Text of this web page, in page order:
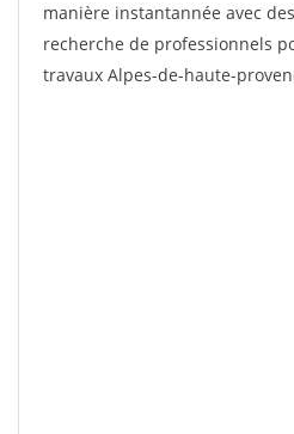
manière instantannée avec
recherche de professionnels
travaux Alpes-de-haute-